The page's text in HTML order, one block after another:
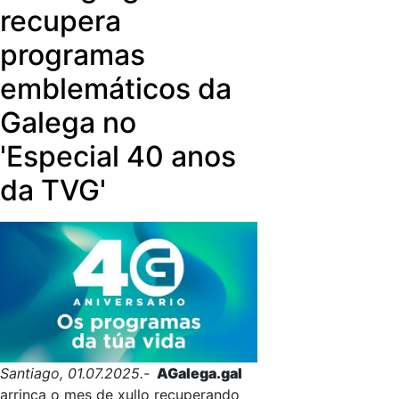
recupera
programas
emblemáticos da
Galega no
'Especial 40 anos
da TVG'
Santiago, 01.07.2025.- AGalega.gal
arrinca o mes de xullo recuperando